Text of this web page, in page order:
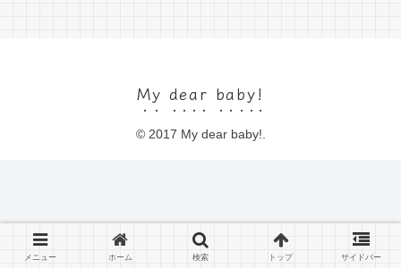
My dear baby!
© 2017 My dear baby!.
メニュー ホーム 検索 トップ サイドバー